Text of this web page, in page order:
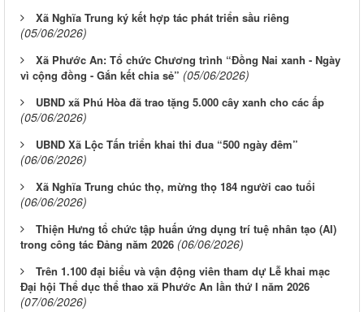
Xã Nghĩa Trung ký kết hợp tác phát triển sầu riêng
(05/06/2026)
Xã Phước An: Tổ chức Chương trình “Đồng Nai xanh - Ngày
vì cộng đồng - Gắn kết chia sẻ” (05/06/2026)
UBND xã Phú Hòa đã trao tặng 5.000 cây xanh cho các ấp
(05/06/2026)
UBND Xã Lộc Tấn triển khai thi đua “500 ngày đêm”
(06/06/2026)
Xã Nghĩa Trung chúc thọ, mừng thọ 184 người cao tuổi
(06/06/2026)
Thiện Hưng tổ chức tập huấn ứng dụng trí tuệ nhân tạo (AI)
trong công tác Đảng năm 2026 (06/06/2026)
Trên 1.100 đại biểu và vận động viên tham dự Lễ khai mạc
Đại hội Thể dục thể thao xã Phước An lần thứ I năm 2026
(07/06/2026)